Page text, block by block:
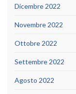
Dicembre 2022
Novembre 2022
Ottobre 2022
Settembre 2022
Agosto 2022